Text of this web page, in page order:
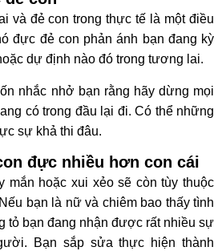
và đẻ con trong thực tế là một điều
đực đẻ con phản ánh bạn đang kỳ
dự định nào đó trong tương lai.
nhắc nhở bạn rằng hãy dừng mọi
có trong đầu lại đi. Có thể những
sự khả thi đâu.
đực nhiều hơn con cái
mắn hoặc xui xẻo sẽ còn tùy thuộc
bạn là nữ và chiêm bao thấy tình
tỏ bạn đang nhận được rất nhiều sự
Bạn sắp sửa thực hiện thành